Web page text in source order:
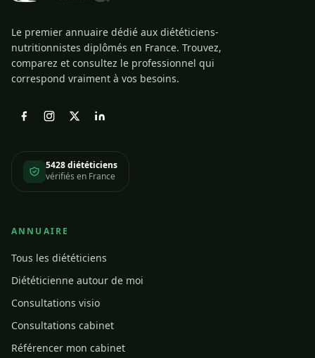
Le premier annuaire dédié aux diététiciens-
nutritionnistes diplômés en France. Trouvez,
comparez et consultez le professionnel qui
correspond vraiment à vos besoins.
5428 diététiciens
vérifiés en France
ANNUAIRE
Tous les diététiciens
Diététicienne autour de moi
Consultations visio
Consultations cabinet
Référencer mon cabinet